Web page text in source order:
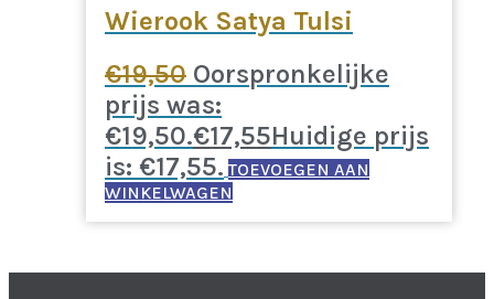
Wierook Satya Tulsi
€19,50 Oorspronkelijke
prijs was:
€19,50.€17,55Huidige prijs
is: €17,55. TOEVOEGEN AAN
WINKELWAGEN